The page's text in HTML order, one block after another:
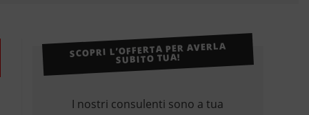
SCOPRI L’OFFERTA PER AVERLA
SUBITO TUA!
I nostri consulenti sono a tua